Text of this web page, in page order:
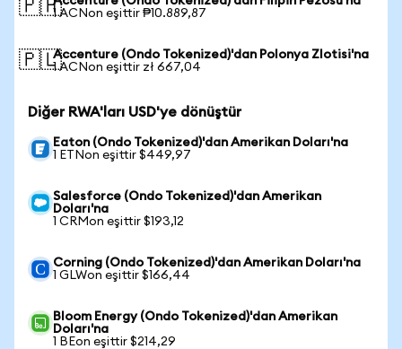
🇵🇭1 ACNon eşittir ₱10.889,87
🇵🇱Accenture (Ondo Tokenized)'dan Polonya Zlotisi'na
1 ACNon eşittir zł 667,04
Diğer RWA'ları USD'ye dönüştür
Eaton (Ondo Tokenized)'dan Amerikan Doları'na
1 ETNon eşittir $449,97
Salesforce (Ondo Tokenized)'dan Amerikan
Doları'na
1 CRMon eşittir $193,12
Corning (Ondo Tokenized)'dan Amerikan Doları'na
1 GLWon eşittir $166,44
Bloom Energy (Ondo Tokenized)'dan Amerikan
Doları'na
1 BEon eşittir $214,29